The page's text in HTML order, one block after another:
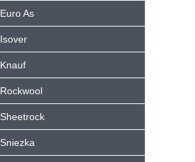
Euro As
Isover
Knauf
Rockwool
Sheetrock
Sniezka